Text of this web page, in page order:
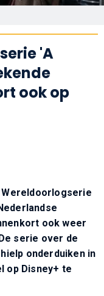
'A
ook op
ook weer
serie over de
onderduiken in
op Disney+ te